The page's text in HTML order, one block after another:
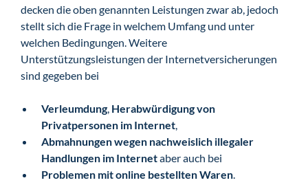
decken die oben genannten Leistungen zwar ab, jedoch
stellt sich die Frage in welchem Umfang und unter
welchen Bedingungen. Weitere
Unterstützungsleistungen der Internetversicherungen
sind gegeben bei
Verleumdung, Herabwürdigung von
Privatpersonen im Internet,
Abmahnungen wegen nachweislich illegaler
Handlungen im Internetaber auch bei
Problemen mit online bestellten Waren.